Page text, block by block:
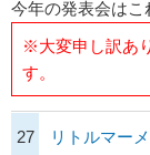
今年の発表会はこ
※大変申し訳あ
す。
27 リトルマー